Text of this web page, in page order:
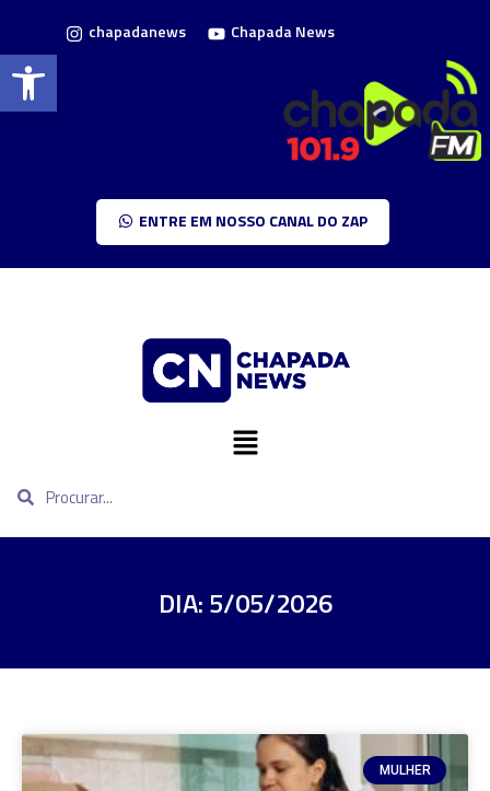
Barra de Ferramentas Aberta
chapadanews Chapada News
ENTRE EM NOSSO CANAL DO ZAP
DIA: 5/05/2026
MULHER